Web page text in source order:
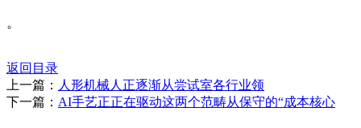
。
返回目录
上一篇： 人形机械人正逐渐从尝试室各行业领
下一篇： AI手艺正正在驱动这两个范畴从保守的“成本核心